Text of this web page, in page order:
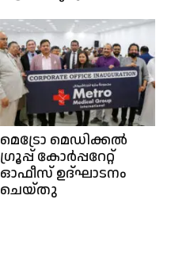
മെട്രോ മെഡിക്കൽ
ഗ്രൂപ്പ്‌ കോർപ്പറേറ്റ്
ഓഫീസ് ഉദ്ഘാടനം
ചെയ്തു